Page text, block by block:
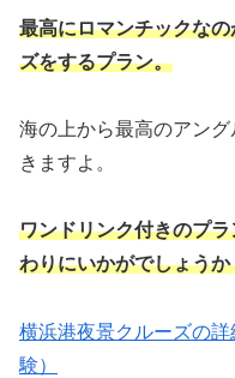
最高にロマンチックな
ズをするプラン。
海の上から最高のアン
きますよ。
ワンドリンク付きのプ
わりにいかがでしょうか
横浜港夜景クルーズの
験）